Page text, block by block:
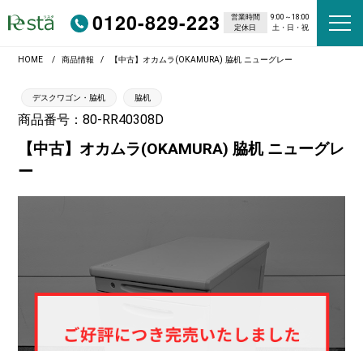
0120-829-223 営業時間
9:00～18:00
定休日
土・日・祝
HOME 商品情報 【中古】オカムラ(OKAMURA) 脇机 ニューグレー
デスクワゴン・脇机 脇机
商品番号：80-RR40308D
【中古】オカムラ(OKAMURA) 脇机 ニューグレ
ー